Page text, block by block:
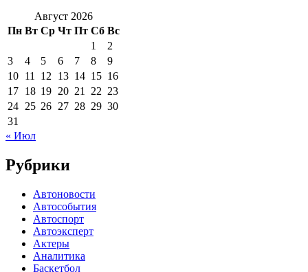
Август 2026
Пн Вт Ср Чт Пт Сб Вс
1
2
3
4 5 6 7 8
9
10 11 12 13 14 15 16
17 18 19 20 21 22 23
24 25 26 27 28 29 30
31
« Июл
Рубрики
Автоновости
Автособытия
Автоспорт
Автоэксперт
Актеры
Аналитика
Баскетбол